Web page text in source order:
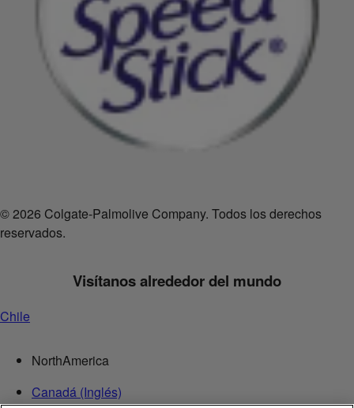
© 2026 Colgate-Palmolive Company. Todos los derechos
reservados.
Visítanos alrededor del mundo
Chile
NorthAmerica
Canadá (Inglés)